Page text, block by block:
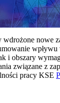
wdrożone
i obszary
związane z
pracy KSE